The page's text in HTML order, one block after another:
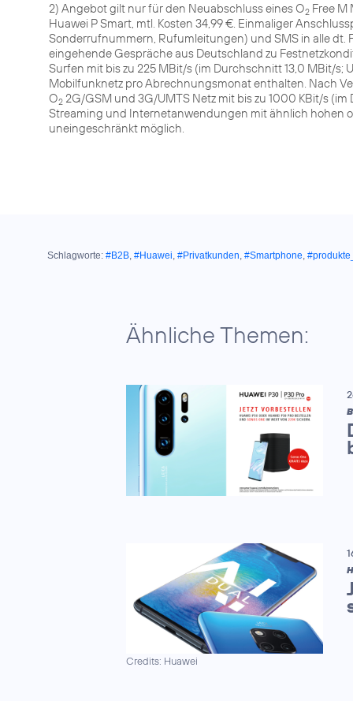
2) Angebot gilt nur für den Neuabschluss eines O2 Free M
Huawei P Smart, mtl. Kosten 34,99 €. Einmaliger
Sonderrufnummern, Rufumleitungen) und SMS in alle
eingehende Gespräche aus Deutschland zu
Surfen mit bis zu 225 MBit/s (im Durchschnitt 13,0 MBit/s;
Mobilfunknetz pro Abrechnungsmonat enthalten. Nach
O2 2G/GSM und 3G/UMTS Netz mit bis zu 1000 KBit/s
Streaming und Internetanwendungen mit ähnlich hohen
uneingeschränkt möglich.
Schlagworte: #B2B, #Huawei, #Privatkunden, #Smartphone,
Ähnliche Themen:
Credits: Huawei